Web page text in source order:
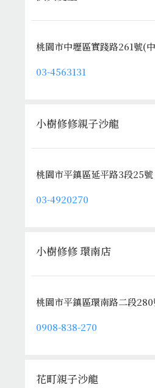
桃園市中壢區實踐路261號(
03-4563131
小樹修修親子沙龍
桃園市平鎮區延平路3段25號
03-4920270
小樹修修 環南店
桃園市平鎮區環南路二段
0908-838-270
花町親子沙龍